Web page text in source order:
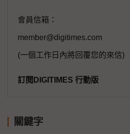
會員信箱：
member@digitimes.com
(一個工作日內將回覆您的來信)
訂閱DIGITIMES 行動版
關鍵字